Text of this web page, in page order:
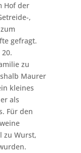
Hof der
,
gefragt.
zu
Maurer
kleines
als
Für den
zu Wurst,